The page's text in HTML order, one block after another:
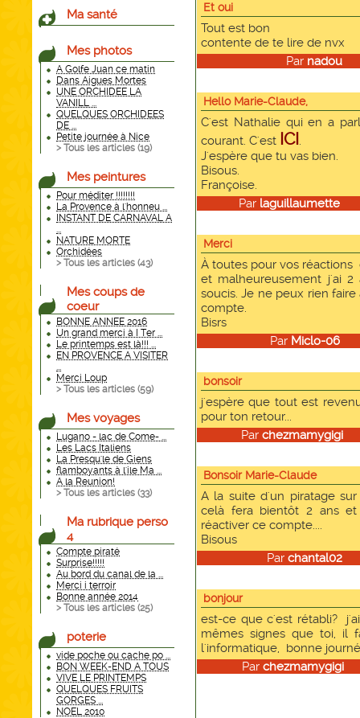
Ma santé
Mes photos
A Golfe Juan ce matin
Dans Aigues Mortes
UNE ORCHIDEE LA
VANILL ...
QUELQUES ORCHIDEES
DE ...
Petite journée à Nice
> Tous les articles (19)
Mes peintures
Pour méditer !!!!!!!!
La Provence à l'honneu ...
INSTANT DE CARNAVAL A
...
NATURE MORTE
Orchidées
> Tous les articles (43)
Mes coups de
coeur
BONNE ANNEE 2016
Un grand merci à I Ter ...
Le printemps est là!!! ...
EN PROVENCE A VISITER
...
Merci Loup
> Tous les articles (59)
Mes voyages
Lugano - lac de Come- ...
Les Lacs Italiens
La Presqu'le de Giens
flamboyants à l'ile Ma ...
A la Reunion!
> Tous les articles (33)
Ma rubrique perso
4
Compte piraté
Surprise!!!!!
Au bord du canal de la ...
Merci i terroir
Bonne année 2014
> Tous les articles (25)
poterie
vide poche ou cache po ...
BON WEEK-END A TOUS
VIVE LE PRINTEMPS
QUELQUES FRUITS
GORGES ...
NOEL 2010
Et oui
Tout est bon
contente de te lire de nvx
Par nadou
Hello Marie-Claude,
C'est Nathalie qui en a
courant. C'est ICI.
J'espère que tu vas bien.
Bisous.
Françoise.
Par laguillaumette
Merci
À toutes pour vos
et malheureusement j'ai
soucis. Je ne peux rien
compte.
Bisrs
Par Miclo-06
bonsoir
j'espère que tout est
pour ton retour...
Par chezmamygigi
Bonsoir Marie-Claude
A la suite d'un piratage
celà fera bientôt 2 ans
réactiver ce compte....
Bisous
Par chantal02
bonjour
est-ce que c'est rétabli?
mêmes signes que toi, il
l'informatique, bonne
Par chezmamygigi